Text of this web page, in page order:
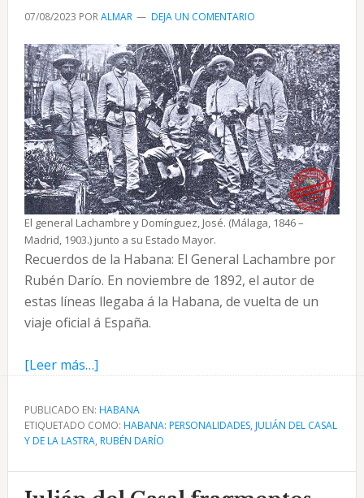
Fígaro
07/08/2023 PORALMAR DEJA UN COMENTARIO
El general Lachambre y Domínguez, José. (Málaga, 1846 –
Madrid, 1903.) junto a su Estado Mayor.
Recuerdos de la Habana: El General Lachambre por
Rubén Darío. En noviembre de 1892, el autor de
estas líneas llegaba á la Habana, de vuelta de un
viaje oficial á España.
[Leer más…]acerca
El
General
Lachambre
en
Recuerdos
PUBLICADO EN: HABANA
ETIQUETADO COMO: HABANA: PERSONALIDADES, JULIÁN DEL CASAL
Y DE LA LASTRA, RUBÉN DARÍO